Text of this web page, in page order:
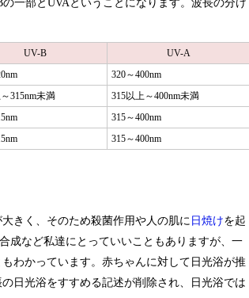
一部とUVAということになります。波長の分け
UV-B
UV-A
320～400nm
315nm未満
315以上～400nm未満
315～400nm
315～400nm
きく、そのため殺菌作用や人の肌に 日焼けを起
成など私達にとっていいこともありますが、一
わかっています。赤ちゃんに対して日光浴が推
日光浴をすすめる記述が削除され、日光浴では